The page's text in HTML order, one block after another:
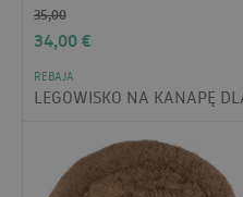
35,00
34,00€
REBAJA
LEGOWISKO NA KANAPĘ